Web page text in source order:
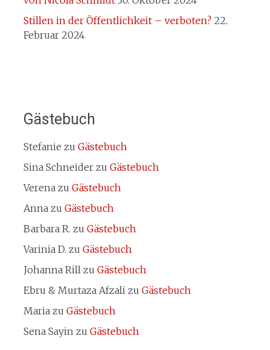
Stillen in der Öffentlichkeit – verboten? 22.
Februar 2024
Gästebuch
Stefanie zu Gästebuch
Sina Schneiderzu Gästebuch
Verenazu Gästebuch
Annazu Gästebuch
Barbara R. zu Gästebuch
Varinia D. zu Gästebuch
Johanna Rillzu Gästebuch
Ebru & Murtaza Afzalizu Gästebuch
Mariazu Gästebuch
Sena Sayinzu Gästebuch